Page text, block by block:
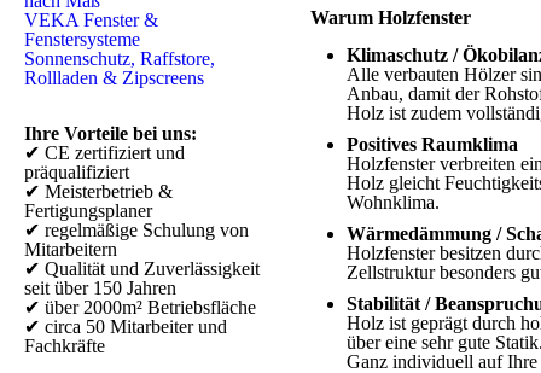
Warum Holzfenster
Klimaschutz /
Alle verbauten Hölzer
Anbau, damit der
Holz ist zudem
Positives Raumklima
Holzfenster verbreiten
Holz gleicht
Wohnklima.
Wärmedämmung /
Holzfenster besitzen
Zellstruktur besonders
Stabilität /
Holz ist geprägt durch
über eine sehr gute
Ganz individuell auf Ihre
VEKA Fenster &
Fenstersysteme
Sonnenschutz, Raffstore,
Rollladen & Zipscreens
Ihre Vorteile bei uns:
✔ CE zertifiziert und
präqualifiziert
✔ Meisterbetrieb &
Fertigungsplaner
✔ regelmäßige Schulung von
Mitarbeitern
✔ Qualität und Zuverlässigkeit
seit über 150 Jahren
✔ über 2000m² Betriebsfläche
✔ circa 50 Mitarbeiter und
Fachkräfte